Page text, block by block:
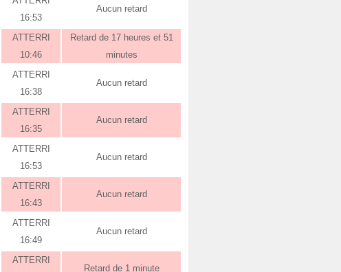
16:53
Aucun retard
ATTERRI
10:46
Retard de 17 heures et 51
minutes
ATTERRI
16:38
Aucun retard
ATTERRI
16:35
Aucun retard
ATTERRI
16:53
Aucun retard
ATTERRI
16:43
Aucun retard
ATTERRI
16:49
Aucun retard
ATTERRI
Retard de 1 minute